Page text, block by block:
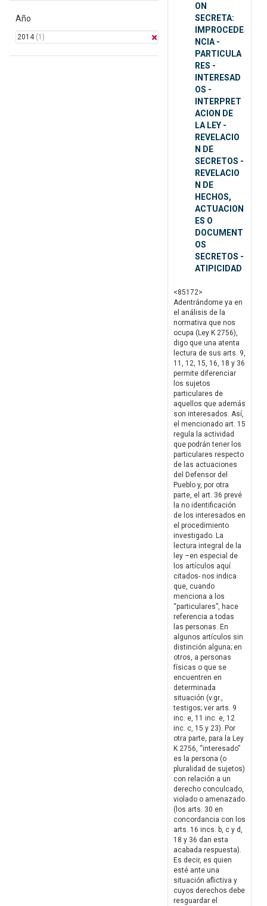
Año
2014(1)
ON
SECRETA:
IMPROCEDE
NCIA -
PARTICULA
RES -
INTERESAD
OS -
INTERPRET
ACION DE
LA LEY -
REVELACIO
N DE
SECRETOS -
REVELACIO
N DE
HECHOS,
ACTUACION
ES O
DOCUMENT
OS
SECRETOS -
ATIPICIDAD
<85172>
Adentrándome ya en
el análisis de la
normativa que nos
ocupa (Ley K 2756),
digo que una atenta
lectura de sus arts. 9,
11, 12, 15, 16, 18 y 36
permite diferenciar
los sujetos
particulares de
aquellos que además
son interesados. Así,
el mencionado art. 15
regula la actividad
que podrán tener los
particulares respecto
de las actuaciones
del Defensor del
Pueblo y, por otra
parte, el art. 36 prevé
la no identificación
de los interesados en
el procedimiento
investigado. La
lectura integral de la
ley –en especial de
los artículos aquí
citados- nos indica
que, cuando
menciona a los
“particulares”, hace
referencia a todas
las personas. En
algunos artículos sin
distinción alguna; en
otros, a personas
físicas o que se
encuentren en
determinada
situación (v.gr.,
testigos; ver arts. 9
inc. e, 11 inc. e, 12
inc. c, 15 y 23). Por
otra parte, para la Ley
K 2756, “interesado”
es la persona (o
pluralidad de sujetos)
con relación a un
derecho conculcado,
violado o amenazado
(los arts. 30 en
concordancia con los
arts. 16 incs. b, c y d,
18 y 36 dan esta
acabada respuesta).
Es decir, es quien
esté ante una
situación aflictiva y
cuyos derechos debe
resguardar el